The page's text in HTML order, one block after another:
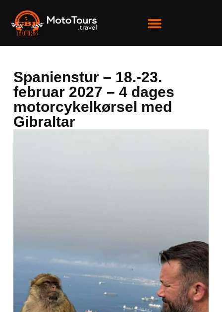
Spanienstur – 18.-23.
februar 2027 – 4 dages
motorcykelkørsel med
Gibraltar